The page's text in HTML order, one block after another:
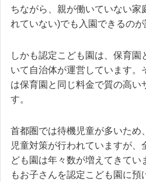
ちながら、親が働いていない家
れていない)でも入園できるのが
しかも認定こども園は、保育
いて自治体が運営しています。
は保育園と同じ料金で質の高い
す。
首都圏では待機児童が多いため
児童対策が行われていますが、
ども園は年々数が増えてきてい
もお子さんを認定こども園に預